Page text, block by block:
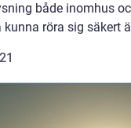
både inomhus
kunna röra sig säkert